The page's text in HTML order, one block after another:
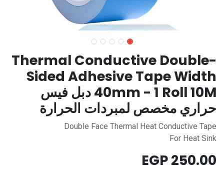
Thermal Conductive Double-
Sided Adhesive Tape Width
40mm - 1 Roll 10M دبل فيس
حراري مخصص لمبردات الحرارة
Double Face Thermal Heat Conductive Tape
For Heat Sink
250.00